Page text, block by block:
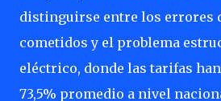
distinguirse entre los errores
cometidos y el problema
eléctrico, donde las tarifas
73,5% promedio a nivel